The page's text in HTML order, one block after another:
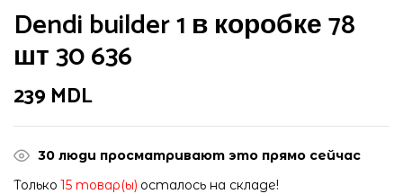
Dendi builder 1 в коробке 78
шт 30 636
239 MDL
30 люди просматривают это прямо сейчас
Только 15 товар(ы) осталось на складе!